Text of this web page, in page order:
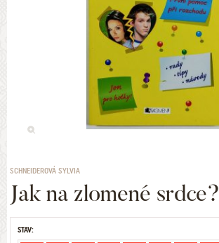
SCHNEIDEROVÁ SYLVIA
Jak na zlomené srdce?
STAV: